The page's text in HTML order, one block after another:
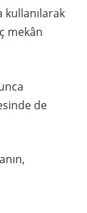
mekân
de